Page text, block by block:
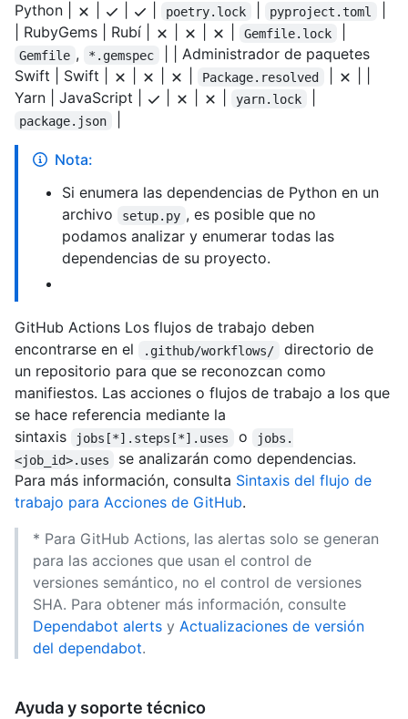
Python |
poetry.lock pyproject.toml
| RubyGems | Rubí |
Gemfile.lock
Gemfile , *.gemspec
| | Administrador de paquetes
Swift | Swift |
Package.resolved
Yarn | JavaScript |
yarn.lock
package.json
Nota:
Si enumera las dependencias de Python en un
archivo
setup.py , es posible que no
podamos analizar y enumerar todas las
dependencias de su proyecto.
GitHub Actions Los flujos de trabajo deben
encontrarse en el
.github/workflows/
directorio de
un repositorio para que se reconozcan como
manifiestos. Las acciones o flujos de trabajo a los que
se hace referencia mediante la
sintaxis
jobs[*].steps[*].uses o
jobs.
<job_id>.uses
se analizarán como dependencias.
Para más información, consulta Sintaxis del flujo de
trabajo para Acciones de GitHub.
* Para GitHub Actions, las alertas solo se generan
para las acciones que usan el control de
versiones semántico, no el control de versiones
SHA. Para obtener más información, consulte
Dependabot alerts y Actualizaciones de versión
del dependabot.
Ayuda y soporte técnico